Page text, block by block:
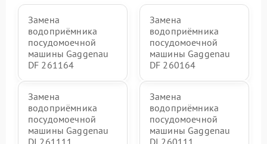
Замена
водоприёмника
посудомоечной
машины Gaggenau
DF 261164
Замена
водоприёмника
посудомоечной
машины Gaggenau
DF 260164
Замена
водоприёмника
посудомоечной
машины Gaggenau
Замена
водоприёмника
посудомоечной
машины Gaggenau